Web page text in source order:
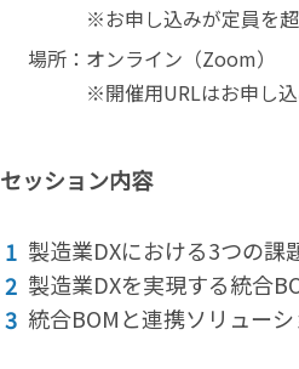
※お申し込みが定員を超え
場所：オンライン（Zoom）
※開催用URLはお申し込み
セッション内容
製造業DXにおける3つの課
製造業DXを実現する統合
統合BOMと連携ソリュー